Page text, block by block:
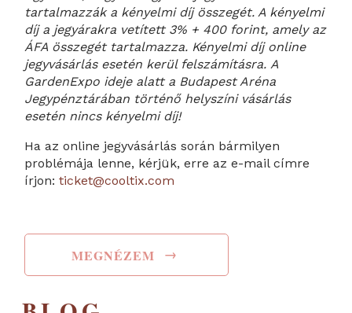
tartalmazzák a kényelmi díj összegét. A kényelmi
díj a jegyárakra vetített 3% + 400 forint, amely az
ÁFA összegét tartalmazza. Kényelmi díj online
jegyvásárlás esetén kerül felszámításra. A
GardenExpo ideje alatt a Budapest Aréna
Jegypénztárában történő helyszíni vásárlás
esetén nincs kényelmi díj!
Ha az online jegyvásárlás során bármilyen
problémája lenne, kérjük, erre az e-mail címre
írjon:ticket@cooltix.com
MEGNÉZEM →